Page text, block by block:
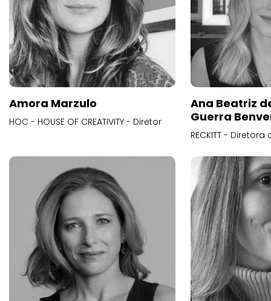
Amora Marzulo
HOC - HOUSE OF CREATIVITY - Diretor
Ana Beatriz
Guerra
RECKITT -